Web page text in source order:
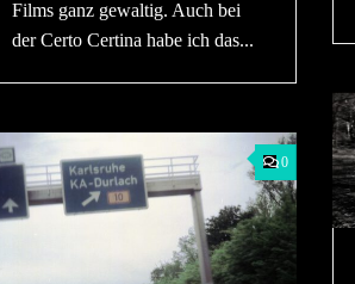
Films ganz gewaltig. Auch bei
der Certo Certina habe ich das...
0